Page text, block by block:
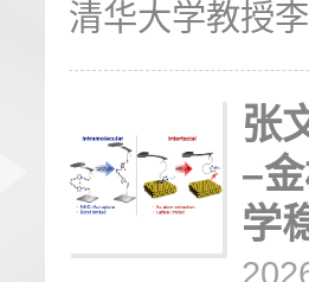
清华大学教授
张
–
学